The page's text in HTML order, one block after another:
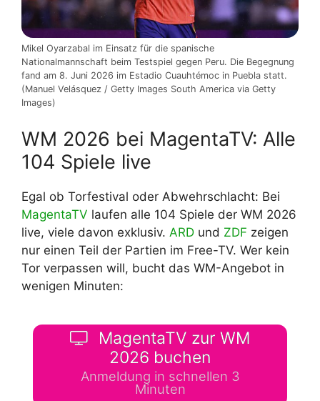
Mikel Oyarzabal im Einsatz für die spanische
Nationalmannschaft beim Testspiel gegen Peru. Die Begegnung
fand am 8. Juni 2026 im Estadio Cuauhtémoc in Puebla statt.
(Manuel Velásquez / Getty Images South America via Getty
Images)
WM 2026 bei MagentaTV: Alle
104 Spiele live
Egal ob Torfestival oder Abwehrschlacht: Bei
MagentaTV laufen alle 104 Spiele der WM 2026
live, viele davon exklusiv. ARD und ZDF zeigen
nur einen Teil der Partien im Free-TV. Wer kein
Tor verpassen will, bucht das WM-Angebot in
wenigen Minuten:
MagentaTV zur WM
2026 buchen
Anmeldung in schnellen 3
Minuten